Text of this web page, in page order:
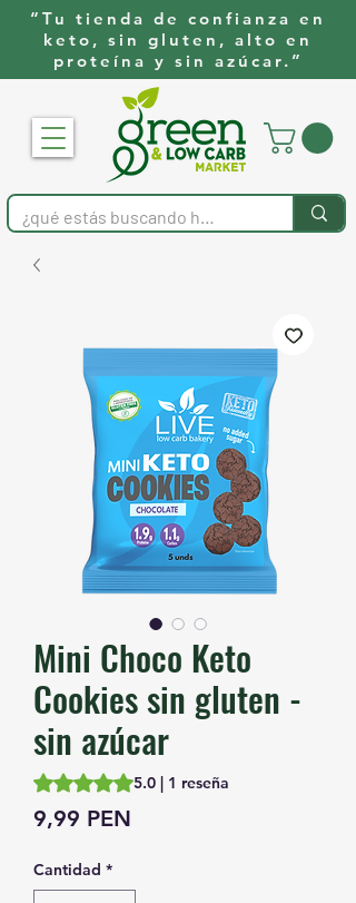
“Tu tienda de confianza en
keto, sin gluten, alto en
proteína y sin azúcar.”
Mini Choco Keto
Cookies sin gluten -
sin azúcar
Según 1 reseña, la calificación es de 5.0
5.0 | 1 reseña
9,99 PEN
Cantidad *